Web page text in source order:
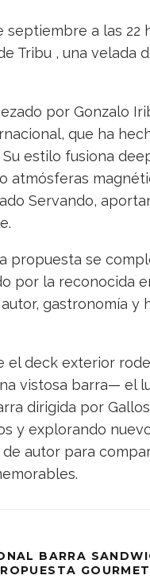
septiembre a las 22
Tribu , una velada
por Gonzalo
que ha
Su estilo fusiona
atmósferas
Servando,
propuesta se
por la reconocida
gastronomía y
el deck exterior
vistosa barra— el
dirigida por
y explorando
autor para
BARRA
GOURMET